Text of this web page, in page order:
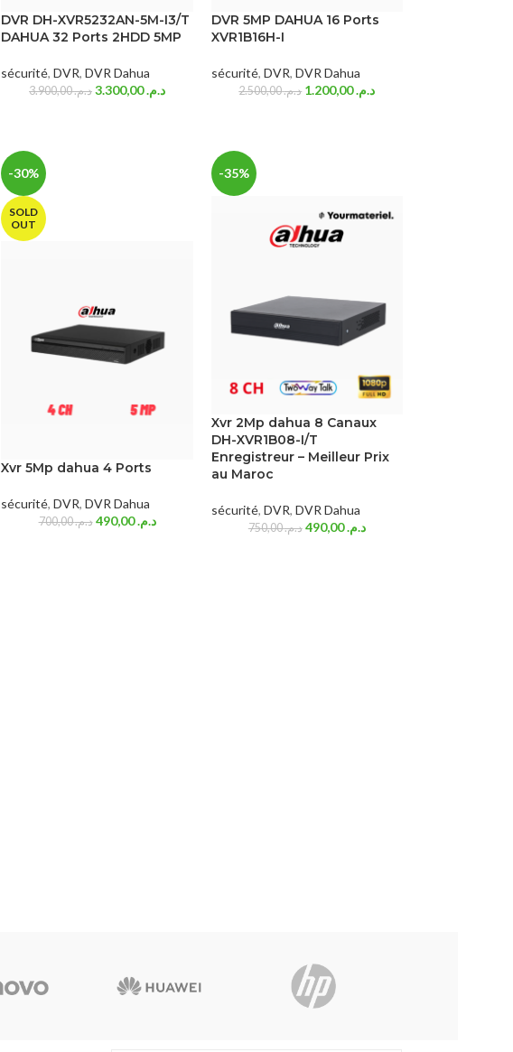
DVR DH-XVR5232AN-5M-I3/T
DAHUA 32 Ports 2HDD 5MP
sécurité, DVR, DVR Dahua
د.م.3.900,00 د.م.3.300,00
DVR 5MP DAHUA 16 Ports
XVR1B16H-I
sécurité, DVR, DVR Dahua
د.م.2.500,00 د.م.1.200,00
-30%
SOLD
OUT
Xvr 5Mp dahua 4 Ports
sécurité, DVR, DVR Dahua
د.م.700,00 د.م.490,00
-35%
Xvr 2Mp dahua 8 Canaux
DH-XVR1B08-I/T
Enregistreur – Meilleur Prix
au Maroc
sécurité, DVR, DVR Dahua
د.م.750,00 د.م.490,00